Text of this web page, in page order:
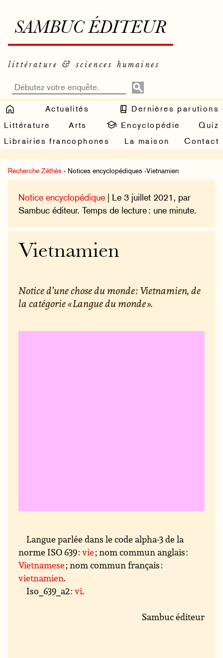
SAMBUC ÉDITEUR
littérature & sciences humaines
Actualités
Dernières parutions
Littérature
Arts Encyclopédie
Quiz
Librairies francophones
La maison Contact
Recherche Zéthès › Notices encyclopédiques ›Vietnamien
Notice encyclopédique | Le 3 juillet 2021, par
Sambuc éditeur. Temps de lecture : une minute.
Vietnamien
Notice d’une chose du monde : Vietnamien, de
la catégorie « Langue du monde ».
Langue parlée dans le code alpha-3 de la
norme ISO 639 :vie; nom commun anglais :
Vietnamese; nom commun français :
vietnamien.
Iso_639_a2 :vi.
Sambuc éditeur